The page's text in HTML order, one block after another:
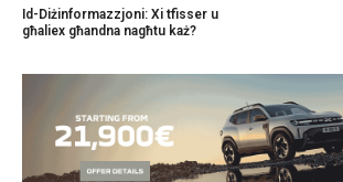
Id-Diżinformazzjoni: Xi tfisser u
għaliex għandna nagħtu każ?